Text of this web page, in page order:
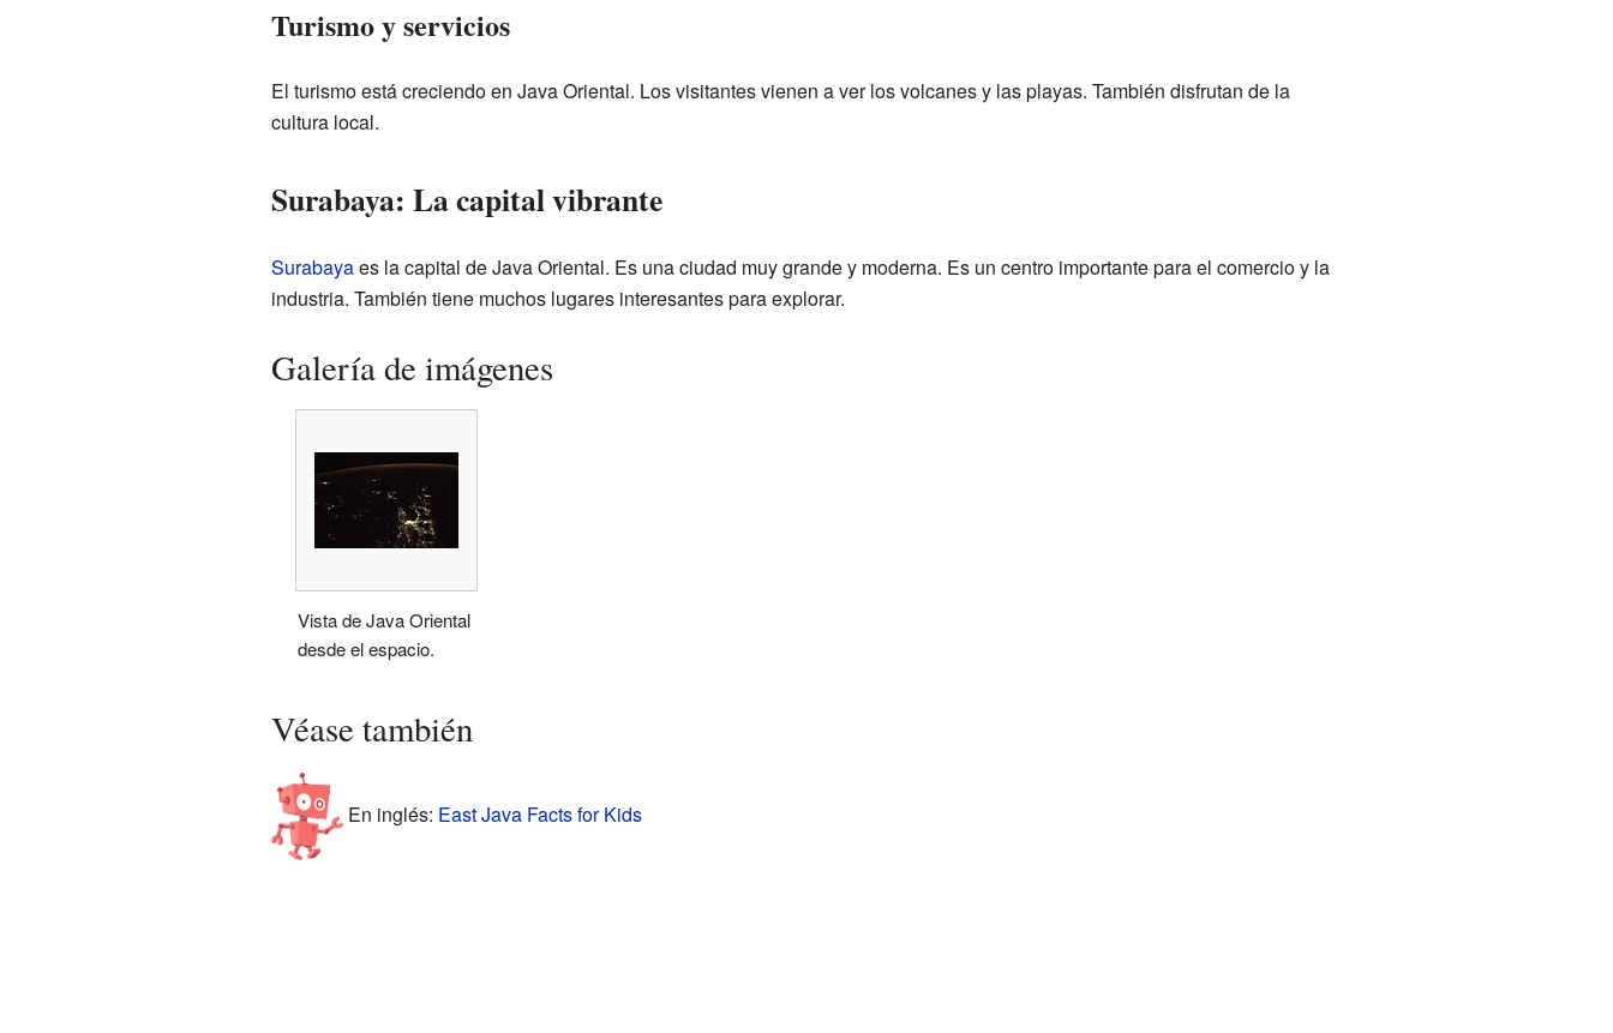
Turismo y servicios
El turismo está creciendo en Java Oriental. Los visitantes vienen a ver los volcanes y las playas. También disfrutan de la
cultura local.
Surabaya: La capital vibrante
Surabayaes la capital de Java Oriental. Es una ciudad muy grande y moderna. Es un centro importante para el comercio y la
industria. También tiene muchos lugares interesantes para explorar.
Galería de imágenes
Vista de Java Oriental
desde el espacio.
Véase también
En inglés: East Java Facts for Kids